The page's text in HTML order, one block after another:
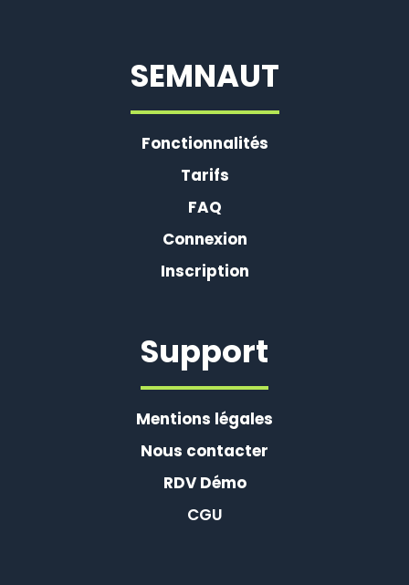
SEMNAUT
Fonctionnalités
Tarifs
FAQ
Connexion
Inscription
Support
Mentions légales
Nous contacter
RDV Démo
CGU